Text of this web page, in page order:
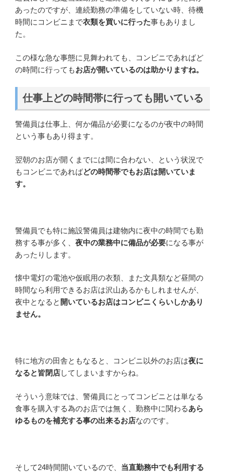
あったのですが、連続勤務の準備をしていない時、待機
時間にコンビニまで衣類を買いに行った事もありまし
た。
この様な急な事態に見舞われても、コンビニであればど
の時間に行ってもお店が開いているのは助かりますね。
仕事上どの時間帯に行っても開いている
警備員は仕事上、何か備品が必要になるのが夜中の時間
という事もあり得ます。
翌朝のお店が開くまでには間に合わない、という状況で
もコンビニであればどの時間帯でもお店は開いていま
す。
警備員でも特に施設警備員は建物内に夜中の時間でも勤
務する事が多く、 夜中の業務中に備品が必要になる事が
あったりします。
懐中電灯の電池や仮眠用の衣類、また文具類など昼間の
時間なら利用できるお店は沢山あるかもしれませんが、
夜中となると 開いているお店はコンビニくらいしかあり
ません。
特に地方の田舎ともなると、コンビニ以外のお店は夜に
なると皆閉店してしまいますからね。
そういう意味では、警備員にとってコンビニとは単なる
食事を購入する為のお店では無く、勤務中に関わるあら
ゆるものを補充する事の出来るお店なのです。
そして24時間開いているので、 当直勤務中でも利用する